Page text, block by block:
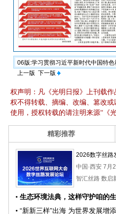
06版:学习贯彻习近平新时代中国特
上一版 下一版
权声明：凡《光明日报》上刊载
权不得转载、摘编、改编、篡改
使用，授权转载的请注明来源“《